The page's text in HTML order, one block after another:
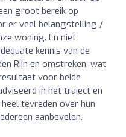
groot bereik op
er veel belangstelling /
woning. En niet
kennis van de
Rijn en omstreken, wat
voor beide
in het traject en
tevreden over hun
aanbevelen.